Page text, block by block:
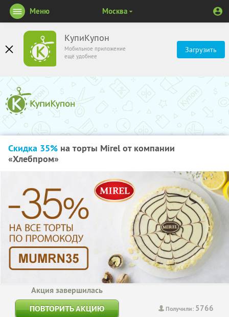
КупиКупон
Мобильное приложение
ещё удобнее
Загрузить
Меню Москва
Скидка 35% на торты Mirel от компании
«Хлебпром»
Получили: 5766
Акция завершилась
ПОВТОРИТЬ АКЦИЮ